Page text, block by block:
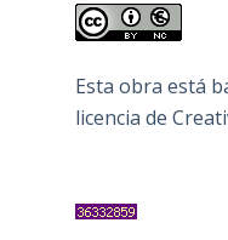
Esta obra está
licencia de